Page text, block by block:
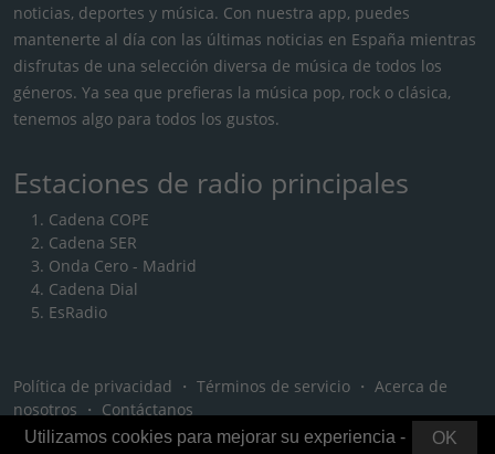
noticias, deportes y música. Con nuestra app, puedes
mantenerte al día con las últimas noticias en España mientras
disfrutas de una selección diversa de música de todos los
géneros. Ya sea que prefieras la música pop, rock o clásica,
tenemos algo para todos los gustos.
Estaciones de radio principales
Cadena COPE
Cadena SER
Onda Cero - Madrid
Cadena Dial
EsRadio
Política de privacidad ・ Términos de servicio ・ Acerca de
nosotros ・ Contáctanos
OK
Utilizamos cookies para mejorar su experiencia -